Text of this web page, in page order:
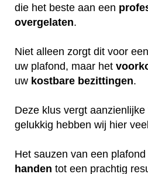
die het beste aan een
overgelaten.
Niet alleen zorgt dit voor
uw plafond, maar het
uw kostbare bezittingen.
Deze klus vergt
gelukkig hebben wij hier
Het sauzen van een plafond
handen tot een prachtig